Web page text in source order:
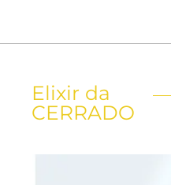
Elixir da
CERRADO